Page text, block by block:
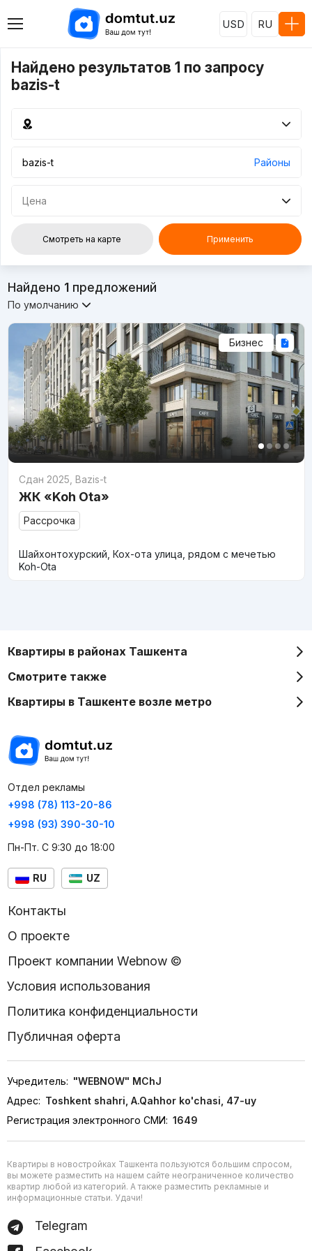
USD RU
Найдено результатов 1 по запросу
bazis-t
Районы
Цена
Смотреть на карте Применить
Найдено 1предложений
По умолчанию
Бизнес
Сдан 2025 Bazis-t
ЖК «Koh Ota»
Рассрочка
Шайхонтохурский, Кох-ота улица, рядом с мечетью
Koh-Ota
Квартиры в районах Ташкента
Смотрите также
Квартиры в Ташкенте возле метро
Отдел рекламы
+998 (78) 113-20-86
+998 (93) 390-30-10
Пн-Пт. С 9:30 до 18:00
RU UZ
Контакты
О проекте
Проект компании Webnow ©
Условия использования
Политика конфиденциальности
Публичная оферта
Учредитель: "WEBNOW" MChJ
Адрес: Toshkent shahri, A.Qahhor ko'chasi, 47-uy
Регистрация электронного СМИ: 1649
Квартиры в новостройках Ташкента пользуются большим спросом,
вы можете разместить на нашем сайте неограниченное количество
квартир любой из категорий. А также разместить рекламные и
информационные статьи. Удачи!
Telegram